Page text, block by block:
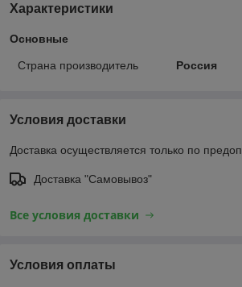
Характеристики
Основные
Страна производитель Россия
Условия доставки
Доставка осуществляется только по
Доставка "Самовывоз"
Все условия доставки
Условия оплаты